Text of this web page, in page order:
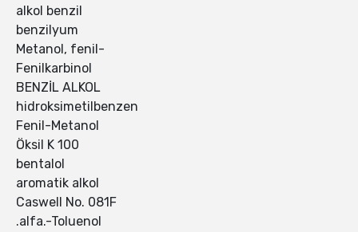
alkol benzil
benzilyum
Metanol, fenil-
Fenilkarbinol
BENZİL ALKOL
hidroksimetilbenzen
Fenil-Metanol
Öksil K 100
bentalol
aromatik alkol
Caswell No. 081F
.alfa.-Toluenol